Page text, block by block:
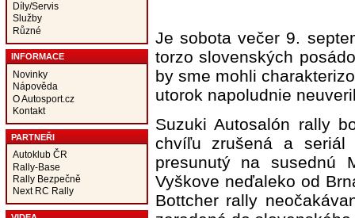
Díly/Servis
Služby
Různé
INFORMACE
Novinky
Nápověda
O Autosport.cz
Kontakt
PARTNEŘI
Autoklub ČR
Rally-Base
Rally Bezpečně
Next RC Rally
Je sobota večer 9.
torzo slovenských
by sme mohli
utorok napoludnie
Suzuki Autosalón rally
chvíľu zrušená a seriál
presunutý na susednú
Vyškove neďaleko od
Bottcher rally